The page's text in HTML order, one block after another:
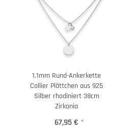
1,1mm Rund-Ankerkette
Collier Plättchen aus 925
Silber rhodiniert 38cm
Zirkonia
67,95 € *